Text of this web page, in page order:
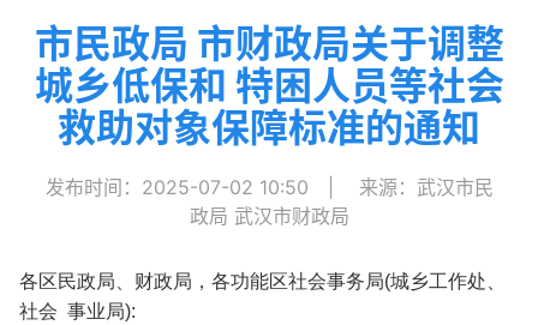
市民政局 市财政局关于调整
城乡低保和 特困人员等社会
救助对象保障标准的通知
发布时间：2025-07-02 10:50
来源：武汉市民
政局 武汉市财政局
‍各区民政局、财政局，各功能区社会事务局(城乡工作处、
社会 事业局):